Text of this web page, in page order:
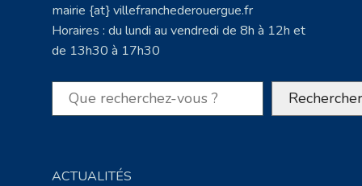
mairie {at} villefranchederouergue.fr
Horaires : du lundi au vendredi de 8h à 12h et
de 13h30 à 17h30
Rechercher Rechercher
ACTUALITÉS